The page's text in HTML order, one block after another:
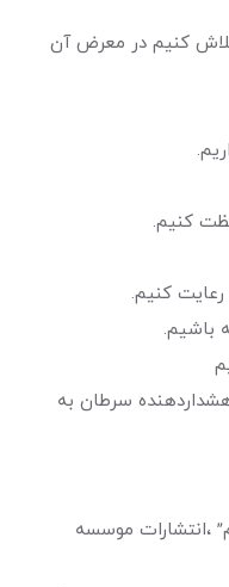
تلاش کنیم در معرض آن
هشداردهنده سرطان به
،انتشارات موسسه